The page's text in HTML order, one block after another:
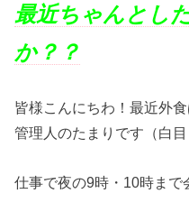
最近ちゃんとし
か？？
皆様こんにちわ！最近外
管理人のたまりです（白目
仕事で夜の9時・10時まで